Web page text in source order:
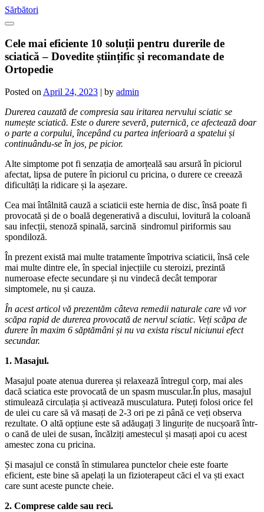
Skip
to
Sărbători
Cele mai eficiente 10 soluții pentru durerile de
sciatică – Dovedite științific și recomandate de
Ortopedie
Posted onApril 24, 2023 | by admin
Durerea cauzată de compresia sau iritarea nervului sciatic se
numește sciatică. Este o durere severă, puternică, ce afectează doar
o parte a corpului, începând cu partea inferioară a spatelui și
continuându-se în jos, pe picior.
Alte simptome pot fi senzația de amorțeală sau arsură în piciorul
afectat, lipsa de putere în piciorul cu pricina, o durere ce creează
dificultăți la ridicare și la așezare.
Cea mai întâlnită cauză a sciaticii este hernia de disc, însă poate fi
provocată și de o boală degenerativă a discului, lovitură la coloană
sau infecții, stenoză spinală, sarcină sindromul piriformis sau
spondiloză.
În prezent există mai multe tratamente împotriva sciaticii, însă cele
mai multe dintre ele, în special injecțiile cu steroizi, prezintă
numeroase efecte secundare și nu vindecă decât temporar
simptomele, nu și cauza.
În acest articol vă prezentăm câteva remedii naturale care vă vor
scăpa rapid de durerea provocată de nervul sciatic. Veți scăpa de
durere în maxim 6 săptămâni și nu va exista riscul niciunui efect
secundar.
1. Masajul.
Masajul poate atenua durerea și relaxează întregul corp, mai ales
dacă sciatica este provocată de un spasm muscular.În plus, masajul
stimulează circulația și activează musculatura. Puteți folosi orice fel
de ulei cu care să vă masați de 2-3 ori pe zi până ce veți observa
rezultate. O altă opțiune este să adăugați 3 lingurițe de nucșoară într-
o cană de ulei de susan, încălziți amestecul și masați apoi cu acest
amestec zona cu pricina.
Și masajul ce constă în stimularea punctelor cheie este foarte
eficient, este bine să apelați la un fizioterapeut căci el va ști exact
care sunt aceste puncte cheie.
2. Comprese calde sau reci.